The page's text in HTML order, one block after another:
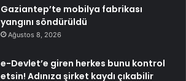
Gaziantep’te mobilya fabrikası
yangını söndürüldü
Ağustos 8, 2026
e-Devlet’e giren herkes bunu kontrol
etsin! Adınıza şirket kaydı çıkabilir